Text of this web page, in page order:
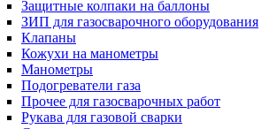
Защитные колпаки на баллоны
ЗИП для газосварочного оборудования
Клапаны
Кожухи на манометры
Манометры
Подогреватели газа
Прочее для газосварочных работ
Рукава для газовой сварки